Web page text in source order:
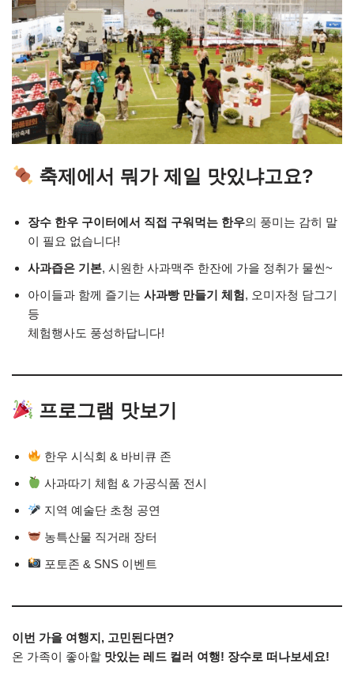
축제에서 뭐가 제일 맛있냐고요?
장수 한우 구이터에서 직접 구워먹는 한우의 풍미는 감히 말
이 필요 없습니다!
사과즙은 기본, 시원한 사과맥주 한잔에 가을 정취가 물씬~
아이들과 함께 즐기는 사과빵 만들기 체험, 오미자청 담그기
등
체험행사도 풍성하답니다!
프로그램 맛보기
한우 시식회 & 바비큐 존
사과따기 체험 & 가공식품 전시
지역 예술단 초청 공연
농특산물 직거래 장터
포토존 & SNS 이벤트
이번 가을 여행지, 고민된다면?
온 가족이 좋아할 맛있는 레드 컬러 여행! 장수로 떠나보세요!